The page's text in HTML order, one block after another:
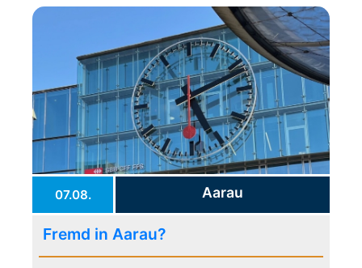
07.08. Aarau
Fremd in Aarau?